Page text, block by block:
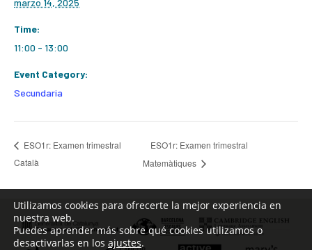
Time:
11:00 - 13:00
Event Category:
Secundaria
ESO1r: Examen trimestral
Català
ESO1r: Examen trimestral
Matemàtiques
Utilizamos cookies para ofrecerte la mejor experiencia en
nuestra web.
Puedes aprender más sobre qué cookies utilizamos o
desactivarlas en los ajustes.